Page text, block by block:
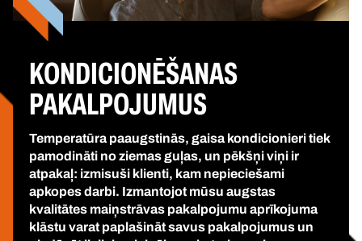
KONDICIONĒŠANAS
PAKALPOJUMUS
Temperatūra paaugstinās, gaisa kondicionieri tiek
pamodināti no ziemas guļas, un pēkšņi viņi ir
atpakaļ: izmisuši klienti, kam nepieciešami
apkopes darbi. Izmantojot mūsu augstas
kvalitātes maiņstrāvas pakalpojumu aprīkojuma
klāstu varat paplašināt savus pakalpojumus un